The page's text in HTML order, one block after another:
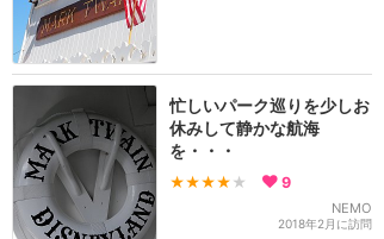
忙しいパーク巡りを少しお
休みして静かな航海
を・・・
★★★★ ★ 9
NEMO
2018年2月に訪問